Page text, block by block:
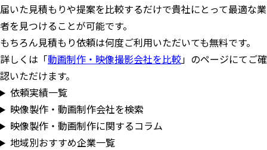
届いた見積もりや提案を比較するだけで貴社にとって最適な業
者を見つけることが可能です。
もちろん見積もり依頼は何度ご利用いただいても無料です。
詳しくは「動画制作・映像撮影会社を比較」のページにてご確
認いただけます。
依頼実績一覧
映像製作・動画制作会社を検索
映像製作・動画制作に関するコラム
地域別おすすめ企業一覧